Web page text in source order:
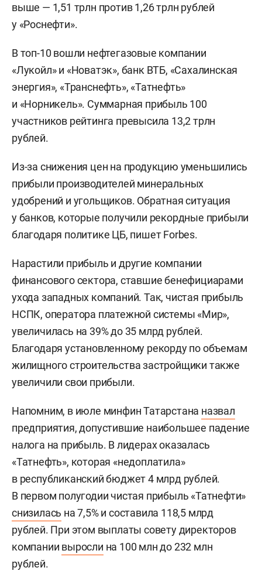
выше — 1,51 трлн против 1,26 трлн рублей
у «Роснефти».
В топ-10 вошли нефтегазовые компании
«Лукойл» и «Новатэк», банк ВТБ, «Сахалинская
энергия», «Транснефть», «Татнефть»
и «Норникель». Суммарная прибыль 100
участников рейтинга превысила 13,2 трлн
рублей.
Из-за снижения цен на продукцию уменьшились
прибыли производителей минеральных
удобрений и угольщиков. Обратная ситуация
у банков, которые получили рекордные прибыли
благодаря политике ЦБ, пишет Forbes.
Нарастили прибыль и другие компании
финансового сектора, ставшие бенефициарами
ухода западных компаний. Так, чистая прибыль
НСПК, оператора платежной системы «Мир»,
увеличилась на 39% до 35 млрд рублей.
Благодаря установленному рекорду по объемам
жилищного строительства застройщики также
увеличили свои прибыли.
Напомним, в июле минфин Татарстана назвал
предприятия, допустившие наибольшее падение
налога на прибыль. В лидерах оказалась
«Татнефть», которая «недоплатила»
в республиканский бюджет 4 млрд рублей.
В первом полугодии чистая прибыль «Татнефти»
снизилась на 7,5% и составила 118,5 млрд
рублей. При этом выплаты совету директоров
компании выросли на 100 млн до 232 млн
рублей.